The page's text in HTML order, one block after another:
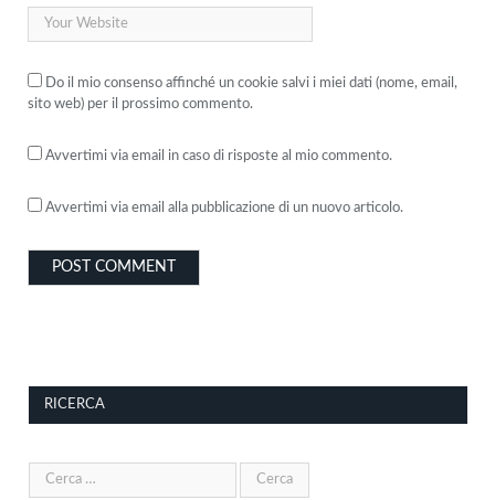
Do il mio consenso affinché un cookie salvi i miei dati (nome, email,
sito web) per il prossimo commento.
Avvertimi via email in caso di risposte al mio commento.
Avvertimi via email alla pubblicazione di un nuovo articolo.
RICERCA